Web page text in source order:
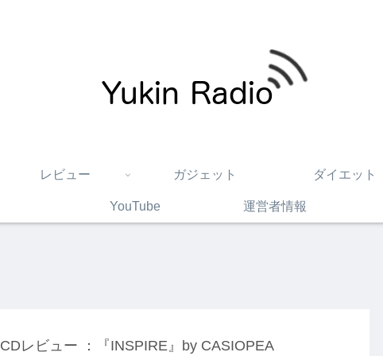
レビュー ガジェット ダイエット
YouTube 運営者情報
CDレビュー ：『INSPIRE』by CASIOPEA